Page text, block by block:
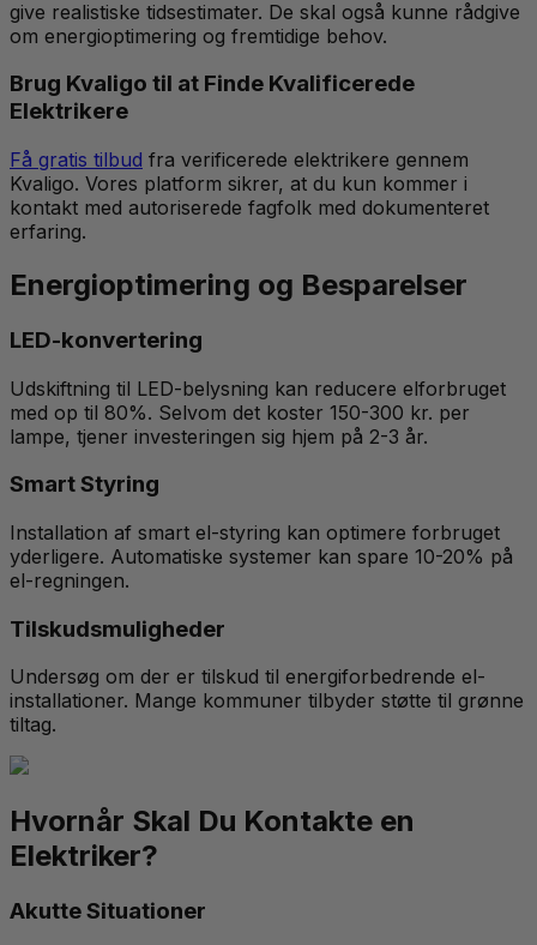
give realistiske tidsestimater. De skal også kunne rådgive
om energioptimering og fremtidige behov.
Brug Kvaligo til at Finde Kvalificerede
Elektrikere
Få gratis tilbud fra verificerede elektrikere gennem
Kvaligo. Vores platform sikrer, at du kun kommer i
kontakt med autoriserede fagfolk med dokumenteret
erfaring.
Energioptimering og Besparelser
LED-konvertering
Udskiftning til LED-belysning kan reducere elforbruget
med op til 80%. Selvom det koster 150-300 kr. per
lampe, tjener investeringen sig hjem på 2-3 år.
Smart Styring
Installation af smart el-styring kan optimere forbruget
yderligere. Automatiske systemer kan spare 10-20% på
el-regningen.
Tilskudsmuligheder
Undersøg om der er tilskud til energiforbedrende el-
installationer. Mange kommuner tilbyder støtte til grønne
tiltag.
Hvornår Skal Du Kontakte en
Elektriker?
Akutte Situationer